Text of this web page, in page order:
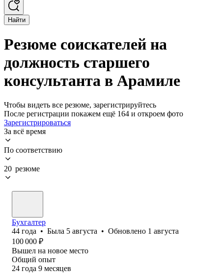
Найти
Резюме соискателей на
должность старшего
консультанта в Арамиле
Чтобы видеть все резюме, зарегистрируйтесь
После регистрации покажем ещё 164 и откроем фото
Зарегистрироваться
За всё время
По соответствию
20 резюме
Бухгалтер
44 года • Была 5 августа • Обновлено 1 августа
100 000 ₽
Вышел на новое место
Общий опыт
24 года 9 месяцев